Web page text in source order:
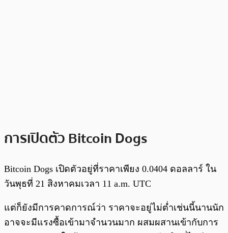
การเปิดตัว Bitcoin Dogs
Bitcoin Dogs เปิดตัวอยู่ที่ราคาเพียง 0.0404 ดอลลาร์ ใน
วันพุธที่ 21 สิงหาคมเวลา 11 a.m. UTC
แต่ก็ยังมีการคาดการณ์ว่า ราคาจะอยู่ไม่ต่ำเช่นนี้นานนัก
อาจจะมีแรงซื้อเข้ามาจำนวนมาก ผสมผสานเข้ากับการ